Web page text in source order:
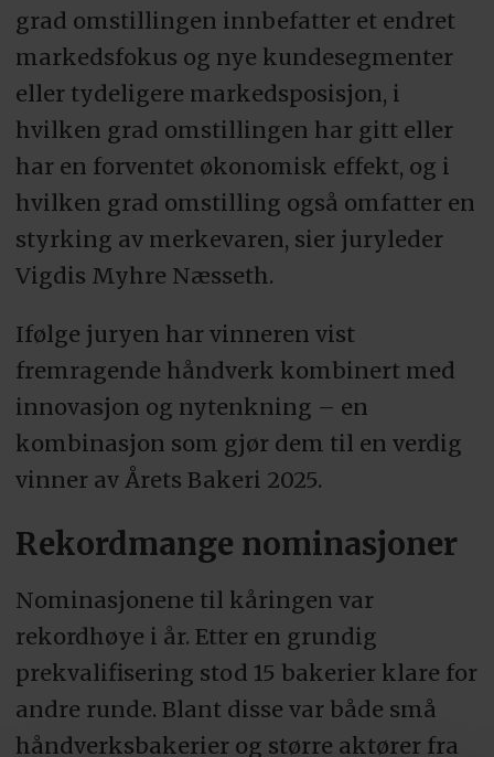
grad omstillingen innbefatter et endret
markedsfokus og nye kundesegmenter
eller tydeligere markedsposisjon, i
hvilken grad omstillingen har gitt eller
har en forventet økonomisk effekt, og i
hvilken grad omstilling også omfatter en
styrking av merkevaren, sier juryleder
Vigdis Myhre Næsseth.
Ifølge juryen har vinneren vist
fremragende håndverk kombinert med
innovasjon og nytenkning – en
kombinasjon som gjør dem til en verdig
vinner av Årets Bakeri 2025.
Rekordmange nominasjoner
Nominasjonene til kåringen var
rekordhøye i år. Etter en grundig
prekvalifisering stod 15 bakerier klare for
andre runde. Blant disse var både små
håndverksbakerier og større aktører fra